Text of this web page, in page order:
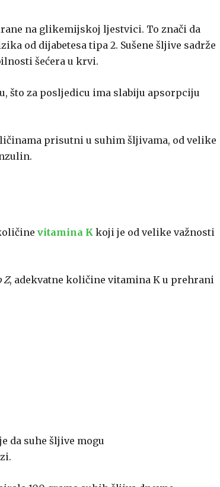
na glikemijskoj ljestvici. To znači da
od dijabetesa tipa 2. Sušene šljive sadrže
šećera u krvi.
što za posljedicu ima slabiju apsorpciju
prisutni u suhim šljivama, od velike
vitamina K koji je od velike važnosti
Z, adekvatne količine vitamina K u prehrani
da suhe šljive mogu